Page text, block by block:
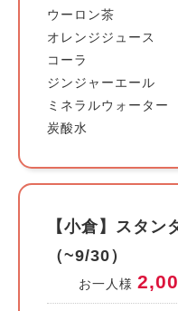
ウーロン茶
オレンジジュース
コーラ
ジンジャーエール
ミネラルウォーター
炭酸水
【小倉】スタン
（~9/30）
お一人様